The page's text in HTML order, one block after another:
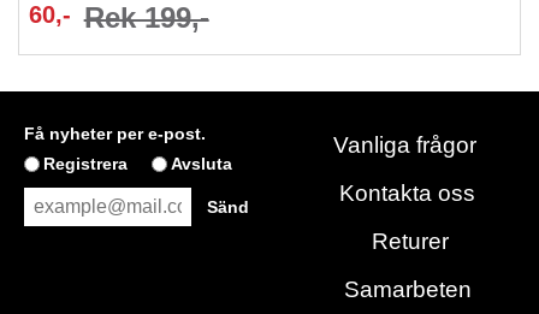
60,- Rek 199,-
Få nyheter per e-post.
Registrera
Avsluta
Vanliga frågor
Kontakta oss
Returer
Samarbeten